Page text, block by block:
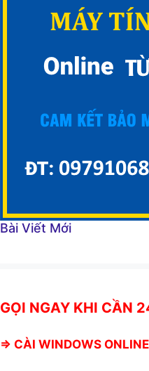
Bài Viết Mới
GỌI NGAY KHI CẦN
⇒ CÀI WINDOWS ONLINE